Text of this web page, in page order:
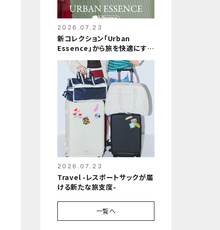
2026.07.23
新コレクション「Urban
Essence」から旅を快適にする
夏のラインナップ
2026.07.23
Travel -レスポートサックが届
ける新たな旅支度-
一覧へ